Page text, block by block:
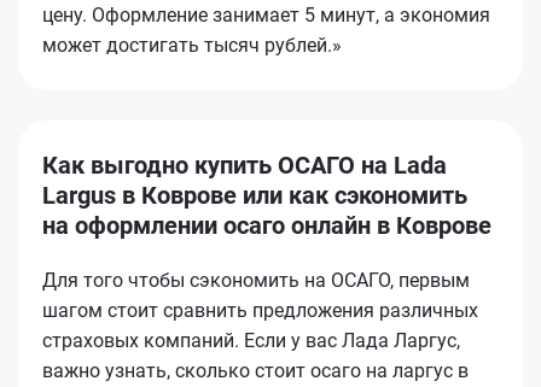
цену. Оформление занимает 5 минут, а экономия
может достигать тысяч рублей.»
Как выгодно купить ОСАГО на Lada
Largus в Коврове или как сэкономить
на оформлении осаго онлайн в Коврове
Для того чтобы сэкономить на ОСАГО, первым
шагом стоит сравнить предложения различных
страховых компаний. Если у вас Лада Ларгус,
важно узнать, сколько стоит осаго на ларгус в